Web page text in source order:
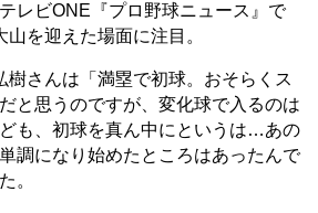
レビONE『プロ野球ニュース』で
を迎えた場面に注目。
さんは「満塁で初球。おそらくス
と思うのですが、変化球で入るのは
も、初球を真ん中にというは…あの
調になり始めたところはあったんで
。